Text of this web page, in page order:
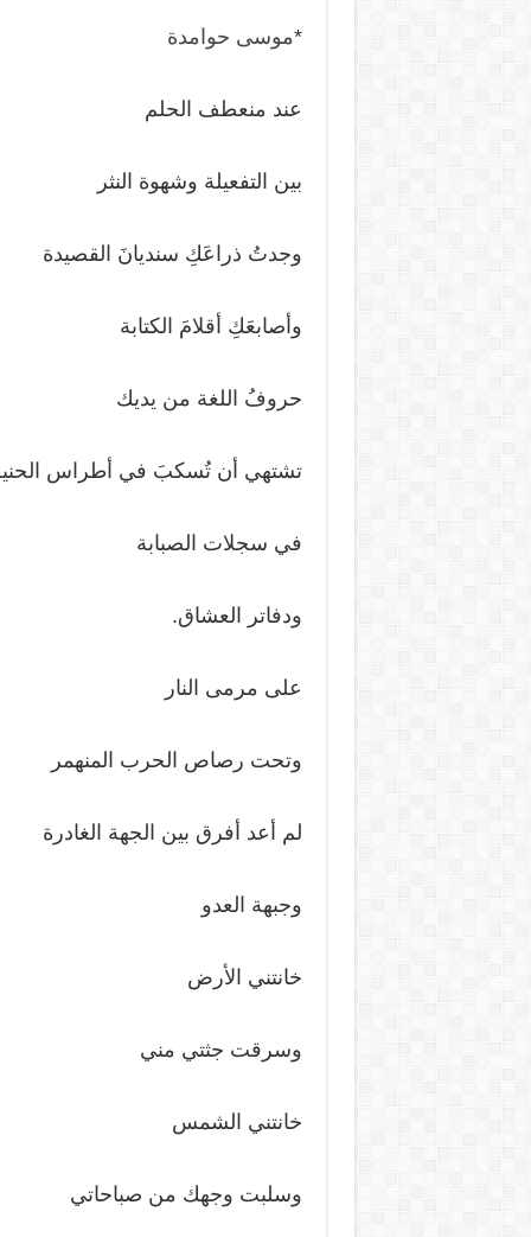
*موسى حوامدة
عند منعطف الحلم
بين التفعيلة وشهوة النثر
وجدتُ ذراعَكِ سنديانَ القصيدة
وأصابعَكِ أقلامَ الكتابة
حروفُ اللغة من يديك
تشتهي أن تُسكبَ في أطراس
في سجلات الصبابة
ودفاتر العشاق.
على مرمى النار
وتحت رصاص الحرب المنهمر
لم أعد أفرق بين الجهة الغادرة
وجبهة العدو
خانتني الأرض
وسرقت جثتي مني
خانتني الشمس
وسلبت وجهك من صباحاتي